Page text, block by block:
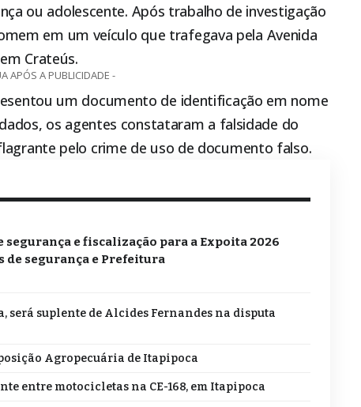
ou adolescente. Após trabalho de investigação
em um veículo que trafegava pela Avenida
Crateús.
APÓS A PUBLICIDADE -
um documento de identificação em nome
os agentes constataram a falsidade do
pelo crime de uso de documento falso.
segurança e fiscalização para a Expoita 2026
de segurança e Prefeitura
será suplente de Alcides Fernandes na disputa
Agropecuária de Itapipoca
entre motocicletas na CE-168, em Itapipoca